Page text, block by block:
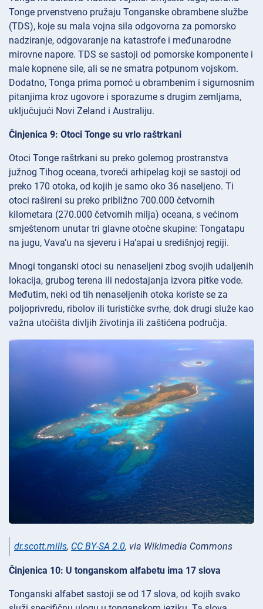
Tonge prvenstveno pružaju Tonganske obrambene službe
(TDS), koje su mala vojna sila odgovorna za pomorsko
nadziranje, odgovaranje na katastrofe i međunarodne
mirovne napore. TDS se sastoji od pomorske komponente i
male kopnene sile, ali se ne smatra potpunom vojskom.
Dodatno, Tonga prima pomoć u obrambenim i sigurnosnim
pitanjima kroz ugovore i sporazume s drugim zemljama,
uključujući Novi Zeland i Australiju.
Činjenica 9: Otoci Tonge su vrlo raštrkani
Otoci Tonge raštrkani su preko golemog prostranstva
južnog Tihog oceana, tvoreći arhipelag koji se sastoji od
preko 170 otoka, od kojih je samo oko 36 naseljeno. Ti
otoci rašireni su preko približno 700.000 četvornih
kilometara (270.000 četvornih milja) oceana, s većinom
smještenom unutar tri glavne otočne skupine: Tongatapu
na jugu, Vava’u na sjeveru i Ha’apai u središnjoj regiji.
Mnogi tonganski otoci su nenaseljeni zbog svojih udaljenih
lokacija, grubog terena ili nedostajanja izvora pitke vode.
Međutim, neki od tih nenaseljenih otoka koriste se za
poljoprivredu, ribolov ili turističke svrhe, dok drugi služe kao
važna utočišta divljih životinja ili zaštićena područja.
dr.scott.mills, CC BY-SA 2.0, via Wikimedia Commons
Činjenica 10: U tonganskom alfabetu ima 17 slova
Tonganski alfabet sastoji se od 17 slova, od kojih svako